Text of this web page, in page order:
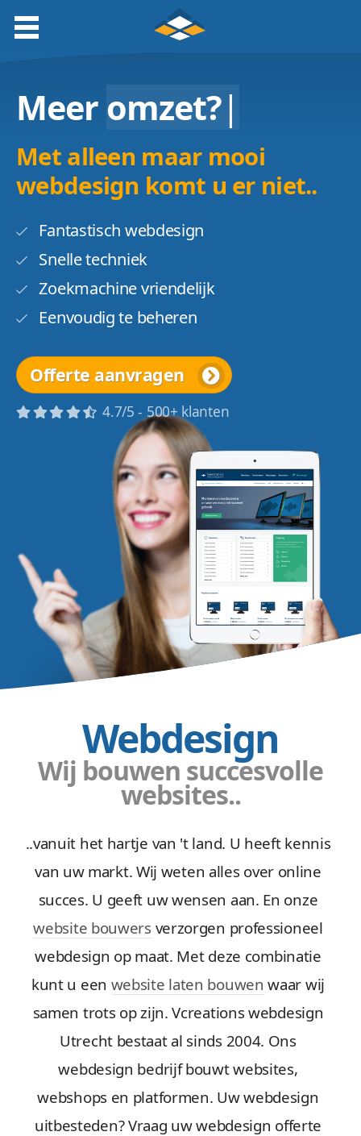
Webdesign
Wij bouwen succesvolle
websites..
..vanuit het hartje van 't land. U heeft kennis
van uw markt. Wij weten alles over online
succes. U geeft uw wensen aan. En onze
website bouwers verzorgen professioneel
webdesign op maat. Met deze combinatie
kunt u een website laten bouwen waar wij
samen trots op zijn. Vcreations webdesign
Utrecht bestaat al sinds 2004. Ons
webdesign bedrijf bouwt websites,
webshops en platformen. Uw webdesign
uitbesteden? Vraag uw webdesign offerte
Meeromzet?|
Met alleen maar mooi
webdesign komt u er niet..
Fantastisch webdesign
Snelle techniek
Zoekmachine vriendelijk
Eenvoudig te beheren
Offerte aanvragen
4.7/5 - 500+ klanten